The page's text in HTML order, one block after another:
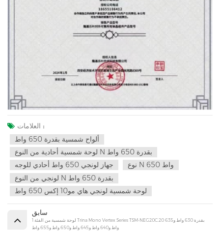
العلامات :
ألواح شمسية بقدرة 650 واط
لوحة شمسية أحادية من النوع N بقدرة 650 واط
جهاز لونجي 650 واط أحادي للوجه
نوع N 650 واط
لونجي من النوع N بقدرة 650 واط
لوحة شمسية لونجي هاي مو10 إكس 650 واط
سابق
لوحة شمسية من الفئة 1 Trina Mono Vertex Series TSM-NEG20C.20 بقدرة 630 واط و635
واط و640 واط و645 واط و650 واط و655 واط